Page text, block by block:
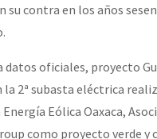
su contra en los años
datos oficiales, proyecto
2ª subasta eléctrica
Energía Eólica Oaxaca,
como proyecto verde y